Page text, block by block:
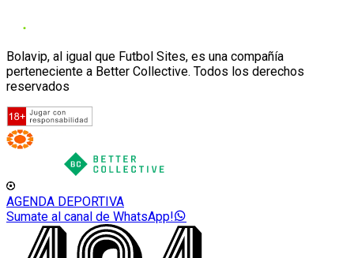
Bolavip, al igual que Futbol Sites, es una compañía
perteneciente a Better Collective. Todos los derechos
reservados
AGENDA DEPORTIVA
Sumate al canal de WhatsApp!